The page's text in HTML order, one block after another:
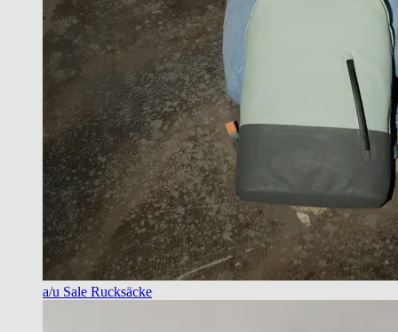
a/u Sale Rucksäcke